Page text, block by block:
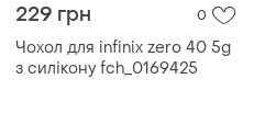
229 грн 0
Чохол для infinix zero 40 5g
з силікону fch_0169425